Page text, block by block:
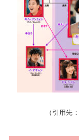
（引用先：